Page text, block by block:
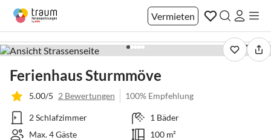
Vermieten
1 / 20
Ferienhaus Sturmmöve
5.00/5 2 Bewertungen 100% Empfehlung
2 Schlafzimmer
1 Bäder
Max. 4 Gäste
100 m²